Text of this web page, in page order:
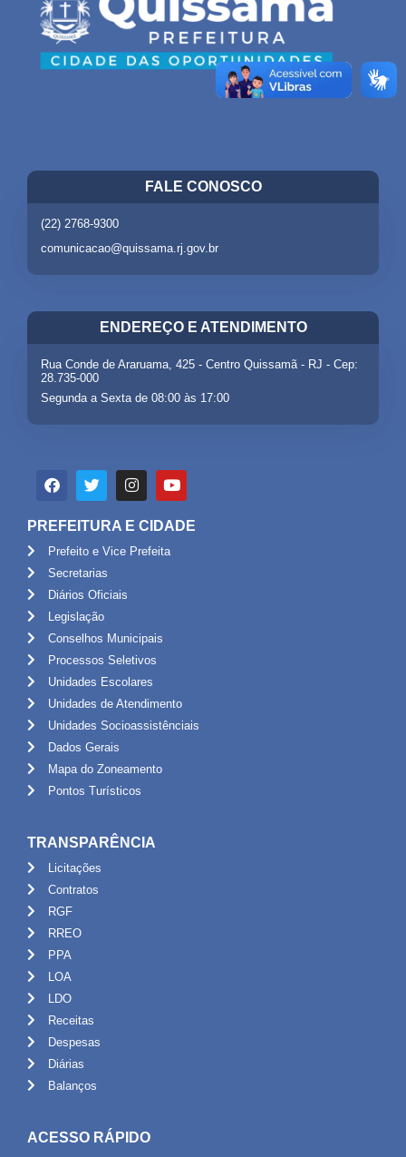
FALE CONOSCO
(22) 2768-9300
comunicacao@quissama.rj.gov.br
ENDEREÇO E ATENDIMENTO
Rua Conde de Araruama, 425 - Centro Quissamã - RJ - Cep:
28.735-000
Segunda a Sexta de 08:00 às 17:00
PREFEITURA E CIDADE
Prefeito e Vice Prefeita
Secretarias
Diários Oficiais
Legislação
Conselhos Municipais
Processos Seletivos
Unidades Escolares
Unidades de Atendimento
Unidades Socioassistênciais
Dados Gerais
Mapa do Zoneamento
Pontos Turísticos
TRANSPARÊNCIA
Licitações
Contratos
RGF
RREO
PPA
LOA
LDO
Receitas
Despesas
Diárias
Balanços
ACESSO RÁPIDO